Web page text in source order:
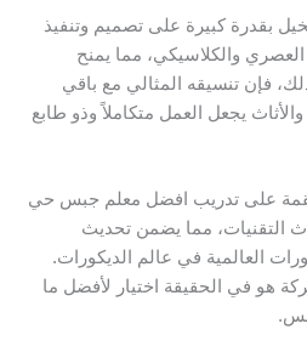
بقدرة كبيرة على تصميم وتنفيذ
والكلاسيكي، مما يمنح
فإن تنسيقه المثالي مع باقي
يجعل العمل متكاملاً وذو طابع
على تدريب افضل معلم جبس حي
التقنيات، مما يضمن تحديث
العالمية في عالم الديكورات.
هو في الحقيقة اختيار لأفضل ما